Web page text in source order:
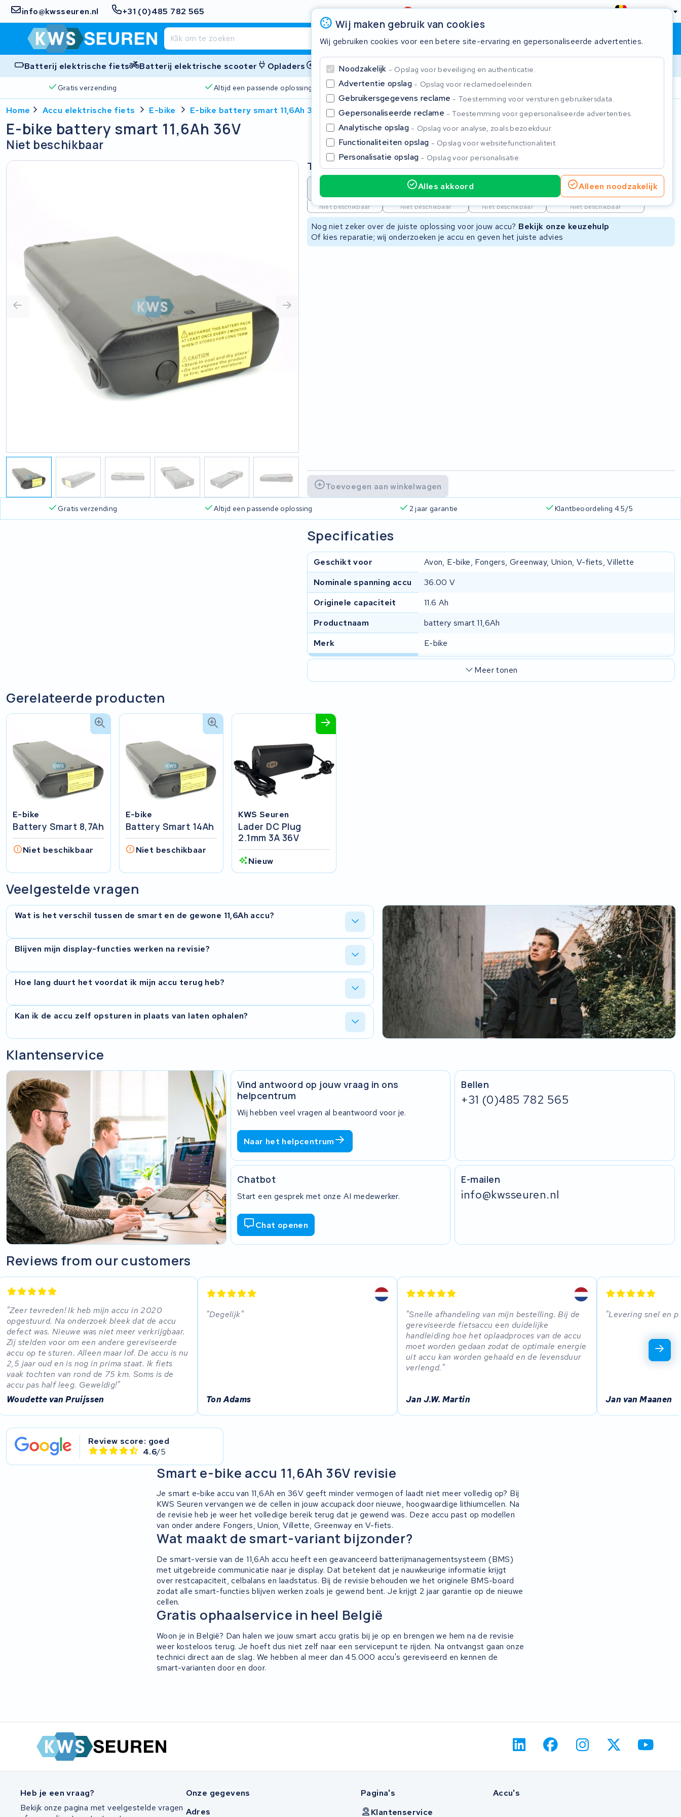
info@kwsseuren.nl +31 (0)485 782 565 Beoordeling4,6/5 België
Winkelwagen Inloggen
Batterij elektrische fiets Batterij elektrische scooter Opladers Accessoires
Gratis verzending Altijd een passende oplossing 2 jaar garantie
Wij maken gebruik van cookies
Wij gebruiken cookies voor een betere site-ervaring en gepersonaliseerde advertenties.
Noodzakelijk Opslag voor beveiliging en authenticatie.
Advertentie opslag Opslag voor reclamedoeleinden.
Gebruikersgegevens reclame Toestemming voor versturen gebruikersdata.
Gepersonaliseerde reclame Toestemming voor gepersonaliseerde advertenties.
Analytische opslag Opslag voor analyse, zoals bezoekduur.
Functionaliteiten opslag Opslag voor websitefunctionaliteit.
Personalisatie opslag Opslag voor personalisatie.
Alles akkoord Alleen noodzakelijk
Home Accu elektrische fiets E-bike E-bike battery smart 11,6Ah 36V
E-bike battery smart 11,6Ah 36V
Niet beschikbaar
Type
Niet beschikbaar
Accu reparatie
Niet beschikbaar Niet beschikbaar
Refurbished Accu
Niet beschikbaar
Nog niet zeker over de juiste oplossing voor jouw accu? Bekijk onze keuzehulp
Of kies reparatie; wij onderzoeken je accu en geven het juiste advies
Toevoegen aan winkelwagen
Gratis verzending Altijd een passende oplossing 2 jaar garantie Klantbeoordeling 4.5/5
Specificaties
Geschikt voor
Avon, E-bike, Fongers, Greenway, Union, V-fiets, Villette
Nominale spanning accu
36.00 V
Originele capaciteit
11.6 Ah
Productnaam
battery smart 11,6Ah
Merk
E-bike
Meer tonen
Gerelateerde producten
E-bike
Battery Smart 8,7Ah
Niet beschikbaar
E-bike
Battery Smart 14Ah
Niet beschikbaar
KWS Seuren
Lader DC Plug
2.1mm 3A 36V
Nieuw
Veelgestelde vragen
Wat is het verschil tussen de smart en de gewone 11,6Ah accu?
De smart-variant heeft een uitgebreider BMS dat communiceert met je fietsdisplay. Daardoor zie
je meer informatie over je accu, zoals celbalans en exacte restcapaciteit. De gewone versie heeft
een eenvoudiger BMS met minder communicatiefuncties.
Blijven mijn display-functies werken na revisie?
Ja. Bij de revisie vervangen we alleen de cellen en behouden we het originele BMS-board. Alle
Hoe lang duurt het voordat ik mijn accu terug heb?
Na ontvangst van je accu starten we direct met de revisie. De exacte tijd hangt af van de drukte in
Kan ik de accu zelf opsturen in plaats van laten ophalen?
maar als je liever zelf verstuurt kan dat ook. Neem contact met ons op voor de verzendgegevens.
Klantenservice
Vind antwoord op jouw vraag in ons
helpcentrum
Wij hebben veel vragen al beantwoord voor je.
Naar het helpcentrum
Bellen
+31 (0)485 782 565
E-mailen
info@kwsseuren.nl
Chatbot
Start een gesprek met onze AI medewerker.
Chat openen
Reviews from our customers
Zeer tevreden! Ik heb mijn accu in 2020
opgestuurd. Na onderzoek bleek dat de accu
defect was. Nieuwe was niet meer verkrijgbaar.
Zij stelden voor om een andere gereviseerde
accu op te sturen. Alleen maar lof. De accu is nu
2,5 jaar oud en is nog in prima staat. Ik fiets
vaak tochten van rond de 75 km. Soms is de
accu pas half leeg. Geweldig!
Woudette van Pruijssen
Degelijk
Ton Adams
Snelle afhandeling van mijn bestelling. Bij de
gereviseerde fietsaccu een duidelijke
handleiding hoe het oplaadproces van de accu
moet worden gedaan zodat de optimale energie
uit accu kan worden gehaald en de levensduur
verlengd.
Jan J.W. Martin
Levering snel en
Jan van Maanen
Review score: goed
4.6/5
Smart e-bike accu 11,6Ah 36V revisie
Je smart e-bike accu van 11,6Ah en 36V geeft minder vermogen of laadt niet meer volledig op? Bij
KWS Seuren vervangen we de cellen in jouw accupack door nieuwe, hoogwaardige lithiumcellen. Na
de revisie heb je weer het volledige bereik terug dat je gewend was. Deze accu past op modellen
van onder andere Fongers, Union, Villette, Greenway en V-fiets.
Wat maakt de smart-variant bijzonder?
De smart-versie van de 11,6Ah accu heeft een geavanceerd batterijmanagementsysteem (BMS)
met uitgebreide communicatie naar je display. Dat betekent dat je nauwkeurige informatie krijgt
over restcapaciteit, celbalans en laadstatus. Bij de revisie behouden we het originele BMS-board
zodat alle smart-functies blijven werken zoals je gewend bent. Je krijgt 2 jaar garantie op de nieuwe
cellen.
Gratis ophaalservice in heel België
Woon je in België? Dan halen we jouw smart accu gratis bij je op en brengen we hem na de revisie
weer kosteloos terug. Je hoeft dus niet zelf naar een servicepunt te rijden. Na ontvangst gaan onze
technici direct aan de slag. We hebben al meer dan 45.000 accu's gereviseerd en kennen de
smart-varianten door en door.
Heb je een vraag?
Bekijk onze pagina met veelgestelde vragen
Onze gegevens
Adres
Pagina's
Klantenservice
Accu's
Sluiten
Begin te typen in de zoekbalk om te zoeken